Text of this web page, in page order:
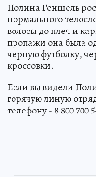
Полина Геншель
нормального
волосы до плеч и
пропажи она была
черную футболку,
кроссовки.
Если вы видели
горячую линую
телефону - 8 800 700